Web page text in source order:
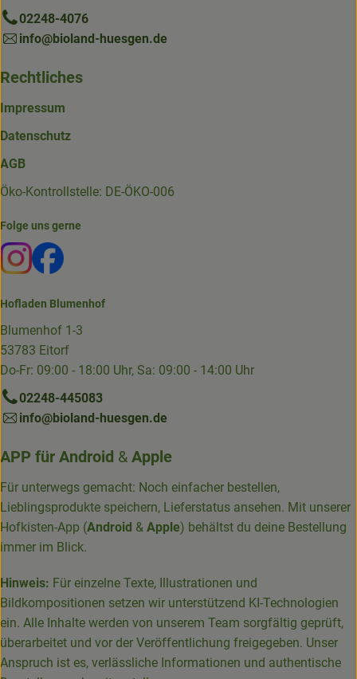
02248-4076
info@bioland-huesgen.de
Rechtliches
Impressum
Datenschutz
AGB
Öko-Kontrollstelle: DE-ÖKO-006
Folge uns gerne
Externer Link zu https://www.instagram.com/die.hofkiste/
Externer Link zu https://www.facebook.com/p/Die-
Hofladen Blumenhof
Blumenhof 1-3
53783 Eitorf
Do-Fr: 09:00 - 18:00 Uhr, Sa: 09:00 - 14:00 Uhr
02248-445083
info@bioland-huesgen.de
APP für Android & Apple
Für unterwegs gemacht: Noch einfacher bestellen,
Lieblingsprodukte speichern, Lieferstatus ansehen. Mit unserer
Hofkisten-App (Android & Apple) behältst du deine Bestellung
immer im Blick.
Hinweis: Für einzelne Texte, Illustrationen und
Bildkompositionen setzen wir unterstützend KI-Technologien
ein. Alle Inhalte werden von unserem Team sorgfältig geprüft,
überarbeitet und vor der Veröffentlichung freigegeben. Unser
Anspruch ist es, verlässliche Informationen und authentische